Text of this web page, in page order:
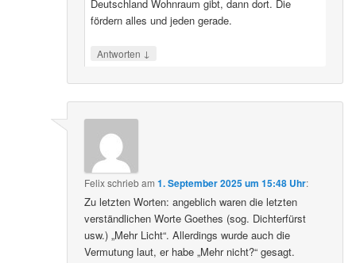
Deutschland Wohnraum gibt, dann dort. Die
fördern alles und jeden gerade.
Antworten ↓
Felixschriebam1. September 2025 um 15:48 Uhr:
Zu letzten Worten: angeblich waren die letzten
verständlichen Worte Goethes (sog. Dichterfürst
usw.) „Mehr Licht“. Allerdings wurde auch die
Vermutung laut, er habe „Mehr nicht?“ gesagt.